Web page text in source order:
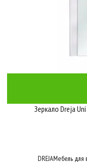
Зеркало Dreja
DREJAМебель для